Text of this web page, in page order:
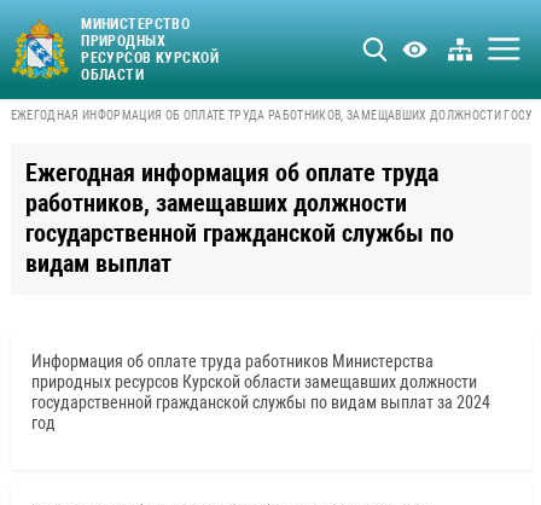
МИНИСТЕРСТВО
ПРИРОДНЫХ
РЕСУРСОВ КУРСКОЙ
ОБЛАСТИ
ЕЖЕГОДНАЯ ИНФОРМАЦИЯ ОБ ОПЛАТЕ ТРУДА РАБОТНИКОВ, ЗАМЕЩАВШИХ ДОЛЖНОСТИ
Ежегодная информация об оплате труда
работников, замещавших должности
государственной гражданской службы по
видам выплат
Информация об оплате труда работников Министерства
природных ресурсов Курской области замещавших должности
государственной гражданской службы по видам выплат за 2024
год